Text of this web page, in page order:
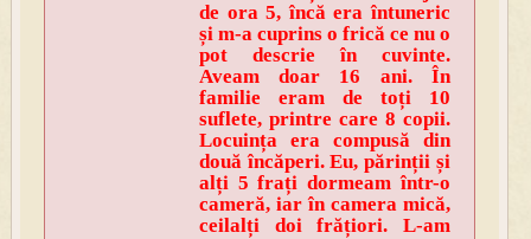
de ora 5, încă era întuneric
și m-a cuprins o frică ce nu o
pot descrie în cuvinte.
Aveam doar 16 ani. În
familie eram de toți 10
suflete, printre care 8 copii.
Locuința era compusă din
două încăperi. Eu, părinții și
alți 5 frați dormeam într-o
cameră, iar în camera mică,
ceilalți doi frățiori. L-am